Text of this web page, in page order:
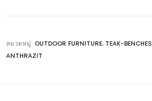
หมวดหมู่: OUTDOOR FURNITURE, TEAK-BENCHES
ANTHRAZIT